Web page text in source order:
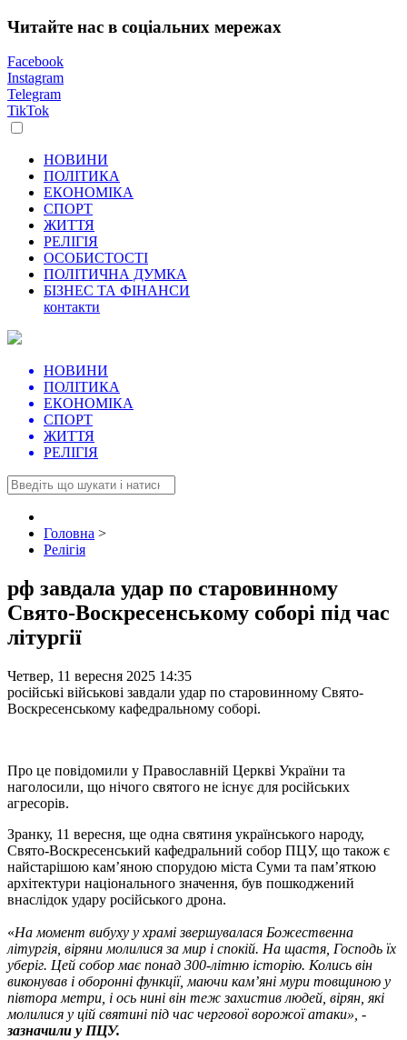
Читайте нас в соціальних мережах
Facebook
Instagram
Telegram
TikTok
НОВИНИ
ПОЛІТИКА
ЕКОНОМІКА
СПОРТ
ЖИТТЯ
РЕЛІГІЯ
ОСОБИСТОСТІ
ПОЛІТИЧНА ДУМКА
БІЗНЕС ТА ФІНАНСИ
контакти
НОВИНИ
ПОЛІТИКА
ЕКОНОМІКА
СПОРТ
ЖИТТЯ
РЕЛІГІЯ
Головна >
Релігія
рф завдала удар по старовинному
Свято-Воскресенському соборі під час
літургії
Четвер, 11 вересня 2025 14:35
російські військові завдали удар по старовинному Свято-
Воскресенському кафедральному соборі.
Про це повідомили у Православній Церкві України та
наголосили, що нічого святого не існує для російських
агресорів.
Зранку, 11 вересня, ще одна святиня українського народу,
Свято-Воскресенський кафедральний собор ПЦУ, що також є
найстарішою кам’яною спорудою міста Суми та пам’яткою
архітектури національного значення, був пошкоджений
внаслідок удару російського дрона.
«На момент вибуху у храмі звершувалася Божественна
літургія, віряни молилися за мир і спокій. На щастя, Господь їх
уберіг. Цей собор має понад 300-літню історію. Колись він
виконував і оборонні функції, маючи кам’яні мури товщиною у
півтора метри, і ось нині він теж захистив людей, вірян, які
молилися у цій святині під час чергової ворожої атаки», -
зазначили у ПЦУ.